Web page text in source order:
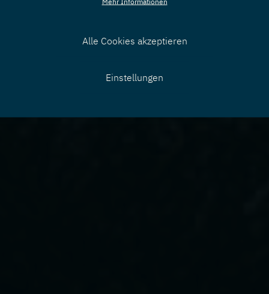
Alle Cookies akzeptieren
zurücknehmen
Einstellungen